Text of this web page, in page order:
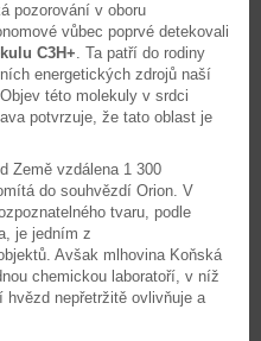
pozorování v oboru
vůbec poprvé detekovali
C3H+. Ta patří do rodiny
energetických zdrojů naší
této molekuly v srdci
potvrzuje, že tato oblast je
Země vzdálena 1 300
do souhvězdí Orion. V
tvaru, podle
je jedním z
Avšak mlhovina Koňská
chemickou laboratoří, v níž
nepřetržitě ovlivňuje a